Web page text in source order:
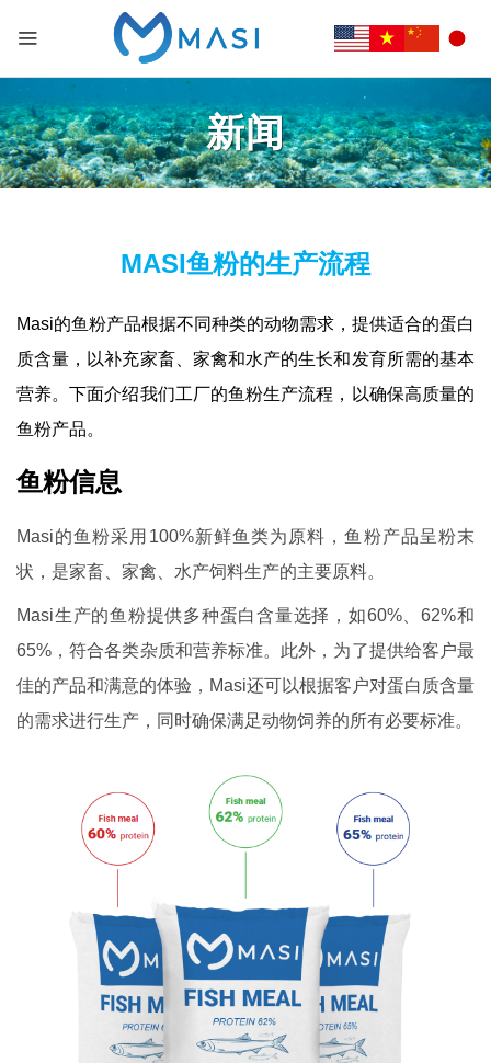
新闻
MASI鱼粉的生产流程
Masi的鱼粉产品根据不同种类的动物需求，提供适合的蛋白
质含量，以补充家畜、家禽和水产的生长和发育所需的基本
营养。下面介绍我们工厂的鱼粉生产流程，以确保高质量的
鱼粉产品。
鱼粉信息
Masi的鱼粉采用100%新鲜鱼类为原料，鱼粉产品呈粉末
状，是家畜、家禽、水产饲料生产的主要原料。
Masi生产的鱼粉提供多种蛋白含量选择，如60%、62%和
65%，符合各类杂质和营养标准。此外，为了提供给客户最
佳的产品和满意的体验，Masi还可以根据客户对蛋白质含量
的需求进行生产，同时确保满足动物饲养的所有必要标准。